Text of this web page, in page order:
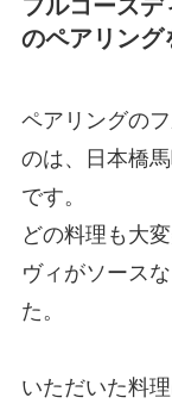
フルコースデ
のペアリング
ペアリングの
のは、日本橋
です。
どの料理も大
ヴィがソース
た。
いただいた料